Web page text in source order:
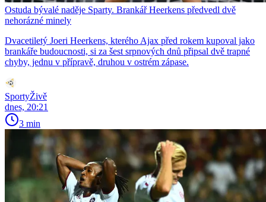
Ostuda bývalé naděje Sparty. Brankář Heerkens předvedl dvě
nehorázné minely
Dvacetiletý Joeri Heerkens, kterého Ajax před rokem kupoval jako
brankáře budoucnosti, si za šest srpnových dnů připsal dvě trapné
chyby, jednu v přípravě, druhou v ostrém zápase.
SportyŽivě
dnes, 20:21
3 min